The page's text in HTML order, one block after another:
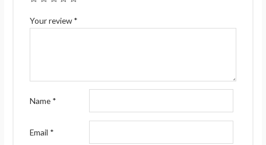
Your review*
Name *
Email *